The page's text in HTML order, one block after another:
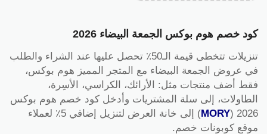
كود خصم هوم بوكس الجمعة البيضاء 2026
تنزيلات تتخطى قيمة الـ50٪ تحصل عليها عند الشراء والطلب
في عروض الجمعة البيضاء مع المتجر المميز هوم بوكس،
فقط أضف منتجات مثل: الأرائك، الكراسي، الأسِرة،
الطاولات، إلى سلة المشتريات وأدخل كود خصم هوم بوكس
2026 (
MORY
) إلى خانة العرض لتنزيل إضافي 5٪ لعملاء
موقع كوبونات خصم.